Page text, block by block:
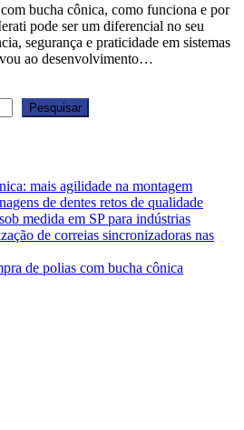
bucha cônica, como funciona e por
pode ser um diferencial no seu
segurança e praticidade em sistemas
ao desenvolvimento…
Pesquisar
mais agilidade na montagem
de dentes retos de qualidade
medida em SP para indústrias
de correias sincronizadoras nas
de polias com bucha cônica